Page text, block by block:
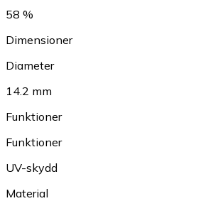
58 %
Dimensioner
Diameter
14.2 mm
Funktioner
Funktioner
UV-skydd
Material